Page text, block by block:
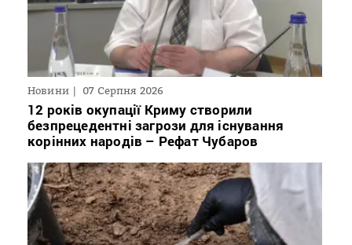
Новини 07 Серпня 2026
12 років окупації Криму створили
безпрецедентні загрози для існування
корінних народів – Рефат Чубаров